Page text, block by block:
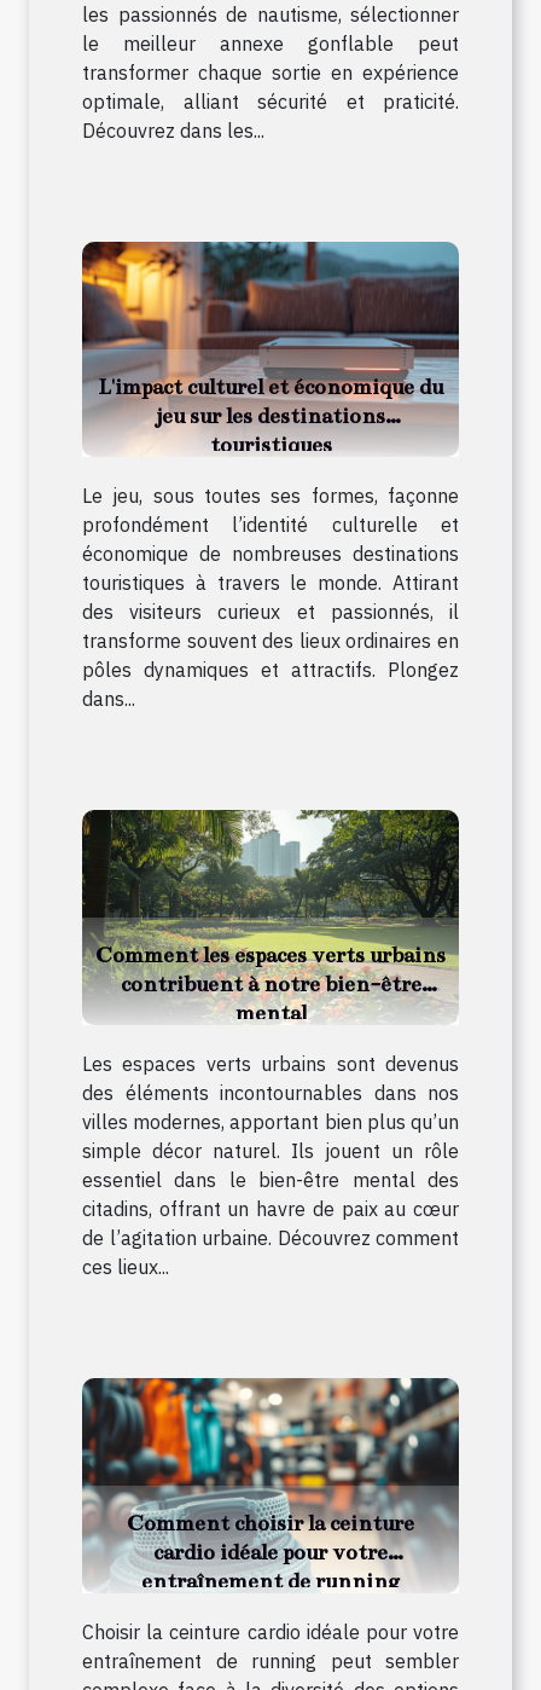
les passionnés de nautisme, sélectionner
le meilleur annexe gonflable peut
transformer chaque sortie en expérience
optimale, alliant sécurité et praticité.
Découvrez dans les...
L'impact culturel et économique du
jeu sur les destinations
touristiques
Le jeu, sous toutes ses formes, façonne
profondément l’identité culturelle et
économique de nombreuses destinations
touristiques à travers le monde. Attirant
des visiteurs curieux et passionnés, il
transforme souvent des lieux ordinaires en
pôles dynamiques et attractifs. Plongez
dans...
Comment les espaces verts urbains
contribuent à notre bien-être
mental
Les espaces verts urbains sont devenus
des éléments incontournables dans nos
villes modernes, apportant bien plus qu’un
simple décor naturel. Ils jouent un rôle
essentiel dans le bien-être mental des
citadins, offrant un havre de paix au cœur
de l’agitation urbaine. Découvrez comment
ces lieux...
Comment choisir la ceinture
cardio idéale pour votre
entraînement de running
Choisir la ceinture cardio idéale pour votre
entraînement de running peut sembler